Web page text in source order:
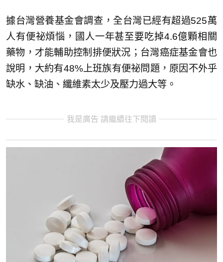
據台灣營養基金會調查，全台灣已經有超過525萬
人有便祕煩惱，國人一年甚至要吃掉4.6億顆相關
藥物，才能輔助控制排便狀況；台灣癌症基金會也
說明，大約有48%上班族有便祕問題，原因不外乎
缺水、缺油、纖維素太少及壓力過大等。
我是廣告 請繼續往下閱讀